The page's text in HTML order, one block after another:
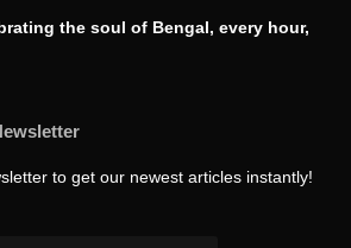
the soul of Bengal, every hour,
to get our newest articles instantly!